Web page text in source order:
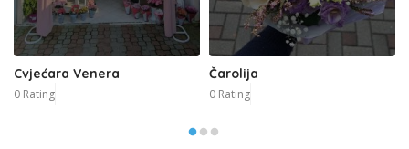
Cvjećara Venera
0 Rating
Čarolija
0 Rating